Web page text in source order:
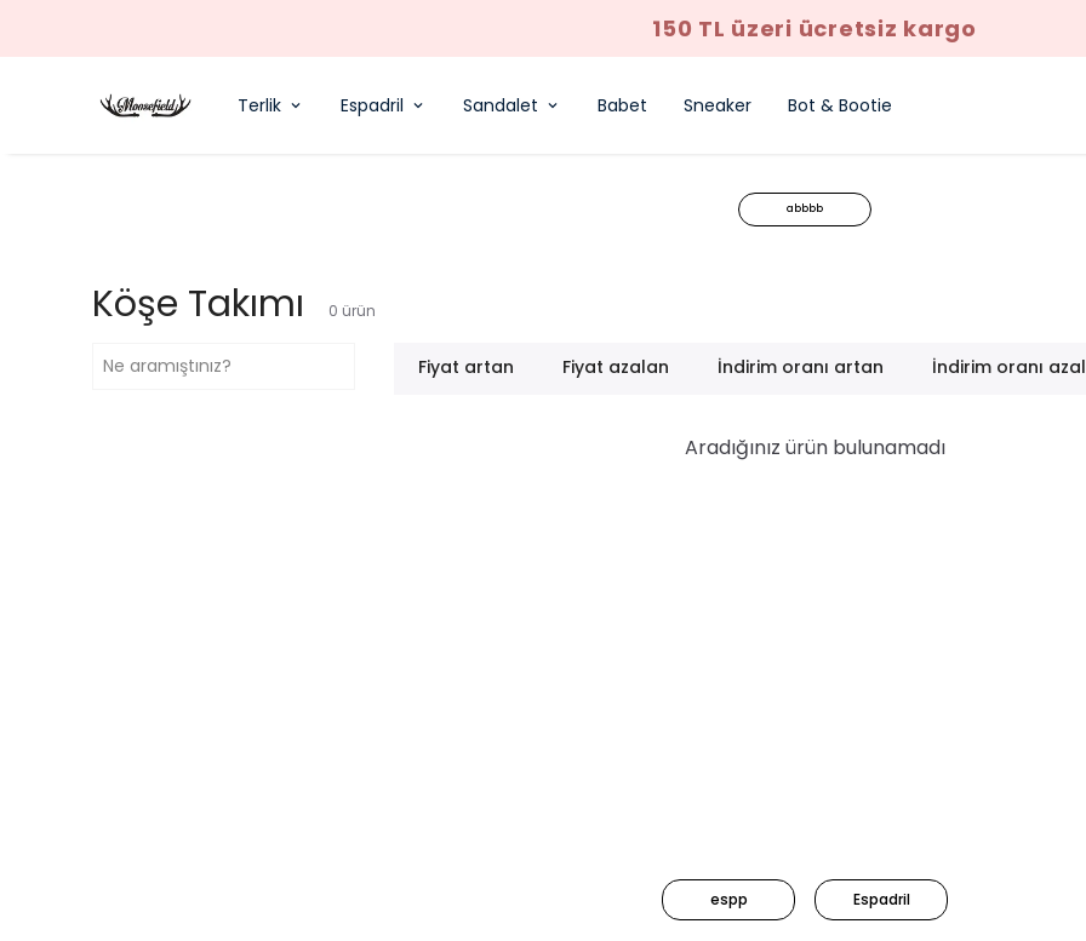
150 TL üzeri ücretsiz kargo
Terlik Espadril Sandalet Babet Sneaker Bot & Bootie
abbbb
Köşe Takımı 0 ürün
Fiyat artan Fiyat azalan İndirim oranı artan İndirim oranı
Aradığınız ürün bulunamadı
espp Espadril